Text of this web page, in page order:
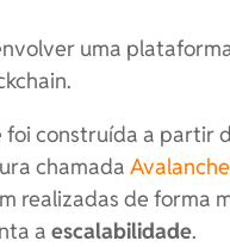
uma
foi construída a partir
chamada
realizadas de forma
aescalabilidade.